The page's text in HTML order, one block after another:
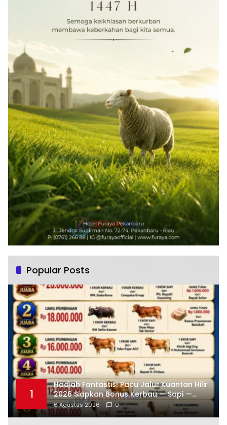
Popular Posts
1
Hadiah Fantastis! Pacu Jalur Kuantan Hilir
2026 Siapkan Bonus Kerbau — Sapi —
Kambing dan Puluhan Juta Rupiah
6 Agustus 2026 0